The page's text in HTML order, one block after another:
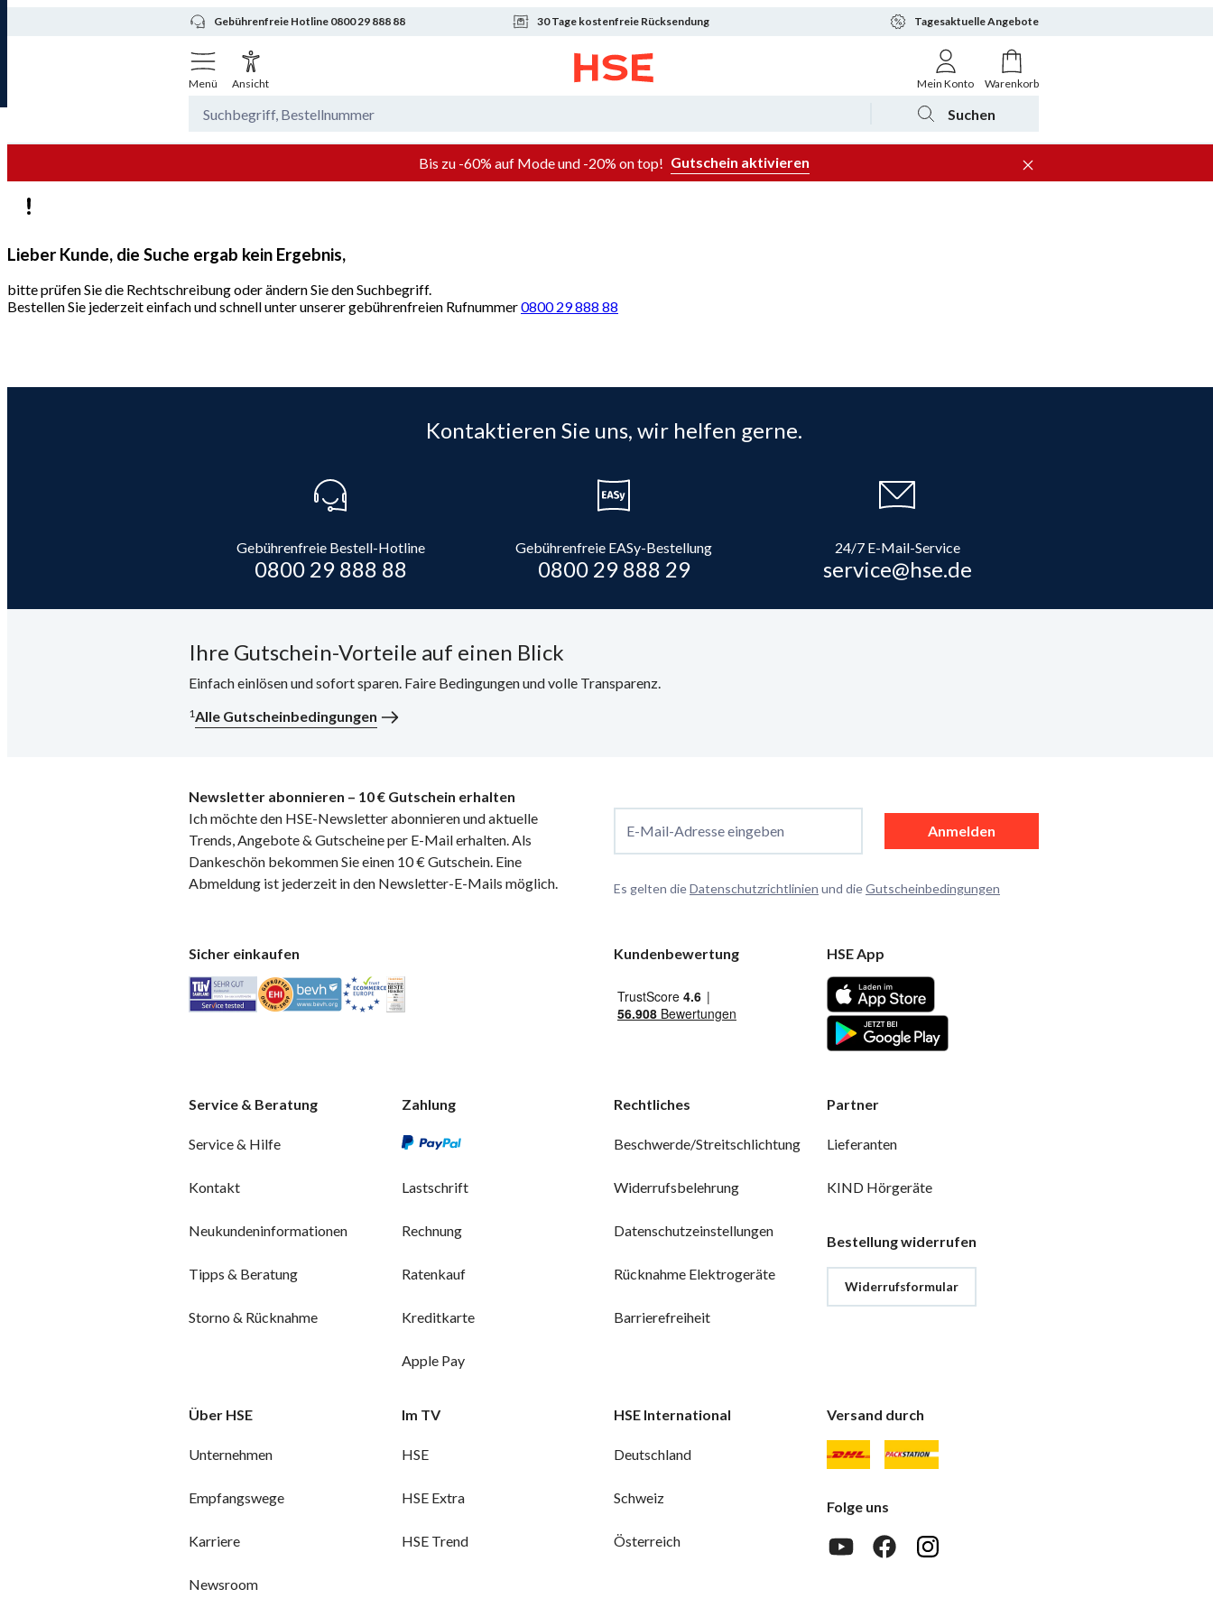
Gebührenfreie Hotline 0800 29 888 88 30 Tage kostenfreie Rücksendung Tagesaktuelle Angebote
Menü Ansicht Mein Konto Warenkorb
Suchen
Bis zu -60% auf Mode und -20% on top! Gutschein aktivieren
Lieber Kunde, die Suche ergab kein Ergebnis,
bitte prüfen Sie die Rechtschreibung oder ändern Sie den Suchbegriff.
Bestellen Sie jederzeit einfach und schnell unter unserer gebührenfreien Rufnummer0800 29 888 88
Kontaktieren Sie uns, wir helfen gerne.
Gebührenfreie Bestell-Hotline
0800 29 888 88
Gebührenfreie EASy-Bestellung
0800 29 888 29
24/7 E-Mail-Service
service@hse.de
Ihre Gutschein-Vorteile auf einen Blick
Einfach einlösen und sofort sparen. Faire Bedingungen und volle Transparenz.
1Alle Gutscheinbedingungen
Newsletter abonnieren – 10 € Gutschein erhalten
Ich möchte den HSE-Newsletter abonnieren und aktuelle
Trends, Angebote & Gutscheine per E-Mail erhalten. Als
Dankeschön bekommen Sie einen 10 € Gutschein. Eine
Abmeldung ist jederzeit in den Newsletter-E-Mails möglich.
E-Mail-Adresse eingeben Anmelden
Es gelten dieDatenschutzrichtlinien und dieGutscheinbedingungen
Sicher einkaufen Kundenbewertung HSE App
Service & Beratung
Service & Hilfe
Kontakt
Neukundeninformationen
Tipps & Beratung
Storno & Rücknahme
Zahlung
Lastschrift
Rechnung
Ratenkauf
Kreditkarte
Apple Pay
Rechtliches
Beschwerde/Streitschlichtung
Widerrufsbelehrung
Datenschutzeinstellungen
Rücknahme Elektrogeräte
Barrierefreiheit
Partner
Lieferanten
KIND Hörgeräte
Bestellung widerrufen
Widerrufsformular
Über HSE
Unternehmen
Empfangswege
Karriere
Newsroom
Im TV
HSE
HSE Extra
HSE Trend
HSE International
Deutschland
Schweiz
Österreich
Versand durch
Folge uns